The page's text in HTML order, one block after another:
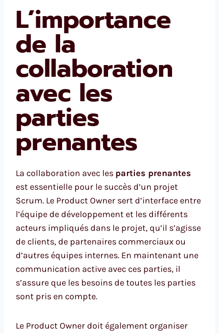
L’importance
de la
collaboration
avec les
parties
prenantes
La collaboration avec les parties prenantes
est essentielle pour le succès d’un projet
Scrum. Le Product Owner sert d’interface entre
l’équipe de développement et les différents
acteurs impliqués dans le projet, qu’il s’agisse
de clients, de partenaires commerciaux ou
d’autres équipes internes. En maintenant une
communication active avec ces parties, il
s’assure que les besoins de toutes les parties
sont pris en compte.
Le Product Owner doit également organiser